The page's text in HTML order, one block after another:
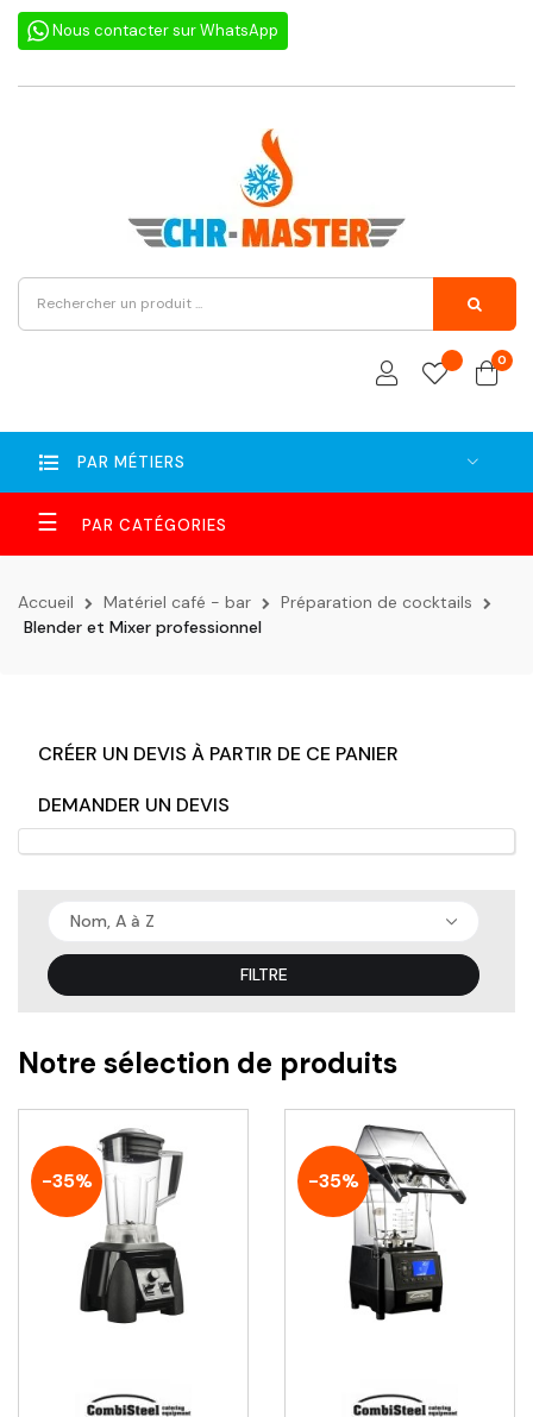
Nous contacter sur WhatsApp
0
PAR MÉTIERS
Basculer
la
navigation
☰
Accueil Matériel café - bar
Préparation de cocktails
Blender et Mixer professionnel
CRÉER UN DEVIS À PARTIR DE CE PANIER
DEMANDER UN DEVIS
Nom, A à Z
FILTRE
Notre sélection de produits
-35% -35%